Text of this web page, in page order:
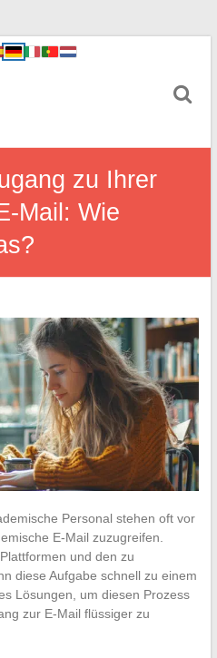
zu Ihrer
Mail: Wie
Personal stehen oft vor
E-Mail zuzugreifen.
und den zu
diese Aufgabe schnell zu einem
Lösungen, um diesen Prozess
zur E-Mail flüssiger zu